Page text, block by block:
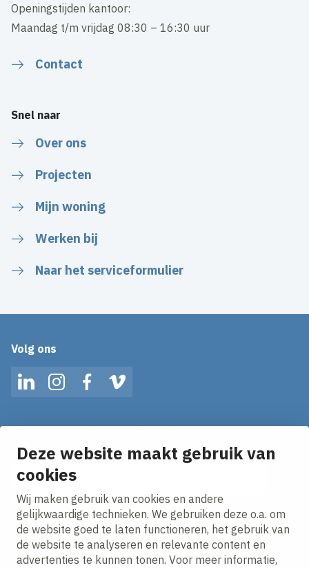
Deze website maakt gebruik van
cookies
Wij maken gebruik van cookies en andere
gelijkwaardige technieken. We gebruiken deze o.a. om
de website goed te laten functioneren, het gebruik van
de website te analyseren en relevante content en
advertenties te kunnen tonen. Voor meer informatie,
Openingstijden kantoor:
Maandag t/m vrijdag 08:30 – 16:30 uur
Contact
Snel naar
Over ons
Projecten
Mijn woning
Werken bij
Naar het serviceformulier
Volg ons
LinkedInInstagramFacebookVimeo
Ontvang onze nieuws alerts in je mailbox!
E-mailadres
Ik ga akkoord met hetprivacy statement.